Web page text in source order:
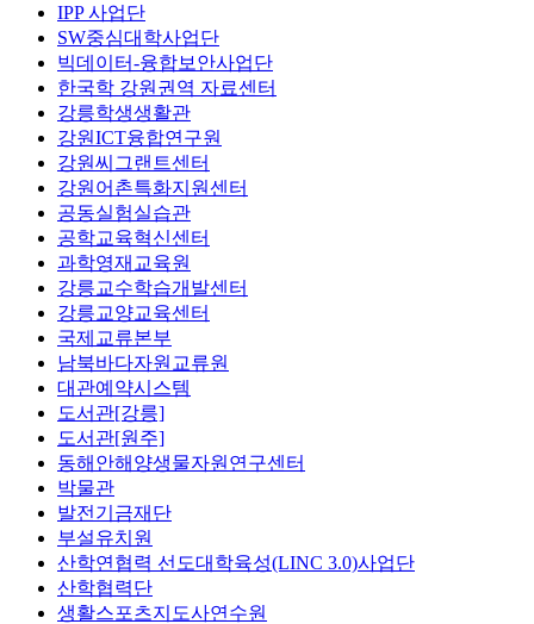
IPP 사업단
SW중심대학사업단
빅데이터-융합보안사업단
한국학 강원권역 자료센터
강릉학생생활관
강원ICT융합연구원
강원씨그랜트센터
강원어촌특화지원센터
공동실험실습관
공학교육혁신센터
과학영재교육원
강릉교수학습개발센터
강릉교양교육센터
국제교류본부
남북바다자원교류원
대관예약시스템
도서관[강릉]
도서관[원주]
동해안해양생물자원연구센터
박물관
발전기금재단
부설유치원
산학연협력 선도대학육성(LINC 3.0)사업단
산학협력단
생활스포츠지도사연수원